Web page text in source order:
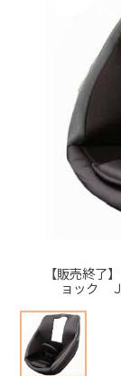
【販売終了
ョック